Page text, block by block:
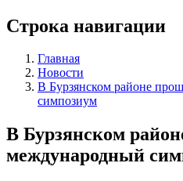
Строка навигации
Главная
Новости
В Бурзянском районе
симпозиум
В Бурзянском
международный